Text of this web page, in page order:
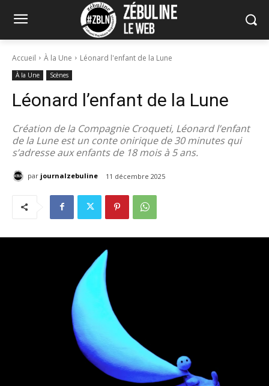
Accueil À la Une Léonard l'enfant de la Lune
À la Une Scènes
Léonard l’enfant de la Lune
Création de la Compagnie Croqueti, Léonard l’enfant
de la Lune est un conte onirique de 30 minutes qui
s’adresse aux enfants de 18 mois à 5 ans.
par journalzebuline 11 décembre 2025